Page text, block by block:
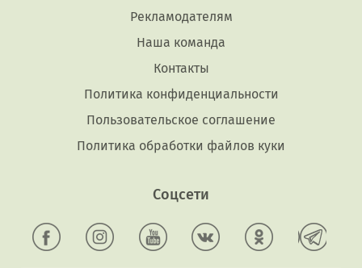
Рекламодателям
Наша команда
Контакты
Политика конфиденциальности
Пользовательское соглашение
Политика обработки файлов куки
Соцсети